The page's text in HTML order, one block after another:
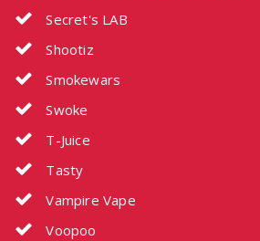
Secret's LAB
Shootiz
Smokewars
Swoke
T-Juice
Tasty
Vampire Vape
Voopoo